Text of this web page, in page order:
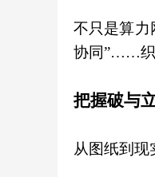
不只是算力
协同”……织
把握破与
从图纸到现